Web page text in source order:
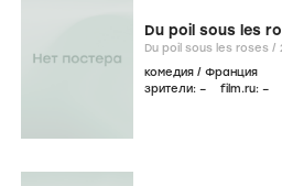
Du poil sous les
Du poil sous les roses /
комедия / Франция
зрители: – film.ru: –